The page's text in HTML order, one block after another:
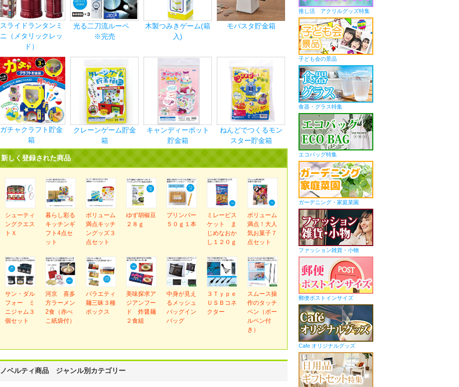
スライドランタンミ
ニ（メタリックレッ
ド）
光る二刀流ルーペ
※完売
木製つみきゲーム(箱
入)
モバスタ貯金箱
ガチャクラフト貯金
箱
クレーンゲーム貯金
箱
キャンディーポット
貯金箱
ねんどでつくるモン
スター貯金箱
新しく登録された商品
シューティ
ングクエス
トＸ
暮らし彩る
キッチンギ
フト4点セ
ット
ボリューム
満点キッチ
ングッズ３
点セット
ゆず胡椒豆
２８ｇ
プリンバー
５０ｇ１本
ミレービス
ケット ま
じめなおか
し１２０ｇ
ボリューム
満点！大人
気お菓子７
点セット
サン・ダル
フォー ミ
ニジャム３
個セット
河京 喜多
方ラーメン
2食（赤べ
こ紙袋付）
バラエティ
麺三昧３種
ボックス
美味探求ア
ジアンフー
ド 炸醤麺
２食組
中身が見え
るメッシュ
バッグイン
バッグ
３Ｔｙｐｅ
ＵＳＢコネ
クター
スムース操
作のタッチ
ペン（ボー
ルペン付
き）
ノベルティ商品 ジャンル別カテゴリー
推し活 アクリルグッズ特集
子ども会の景品
食器・グラス特集
エコバッグ特集
ガーデニング・家庭菜園
ファッション雑貨・小物
郵便ポストインサイズ
Cafe オリジナルグッズ